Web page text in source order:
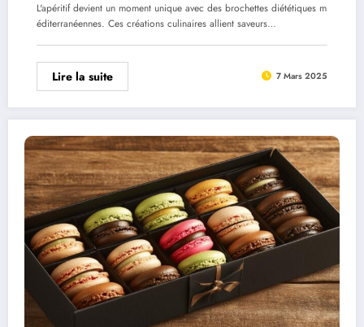
L'apéritif devient un moment unique avec des brochettes diététiques m
éditerranéennes. Ces créations culinaires allient saveurs…
Lire la suite 7 Mars 2025